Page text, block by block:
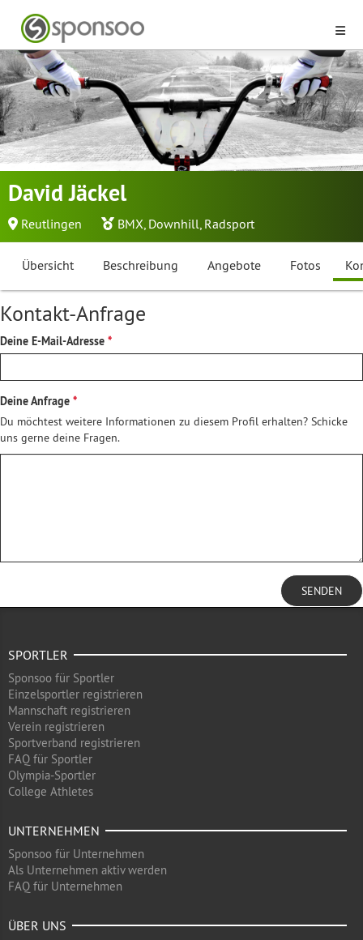
David Jäckel
Reutlingen BMX, Downhill, Radsport
Übersicht Beschreibung Angebote Fotos
Kontakt-Anfrage
Deine E-Mail-Adresse
Deine Anfrage
Du möchtest weitere Informationen zu diesem Profil erhalten? Schicke
uns gerne deine Fragen.
SENDEN
SPORTLER
Sponsoo für Sportler
Einzelsportler registrieren
Mannschaft registrieren
Verein registrieren
Sportverband registrieren
FAQ für Sportler
Olympia-Sportler
College Athletes
UNTERNEHMEN
Sponsoo für Unternehmen
Als Unternehmen aktiv werden
FAQ für Unternehmen
ÜBER UNS